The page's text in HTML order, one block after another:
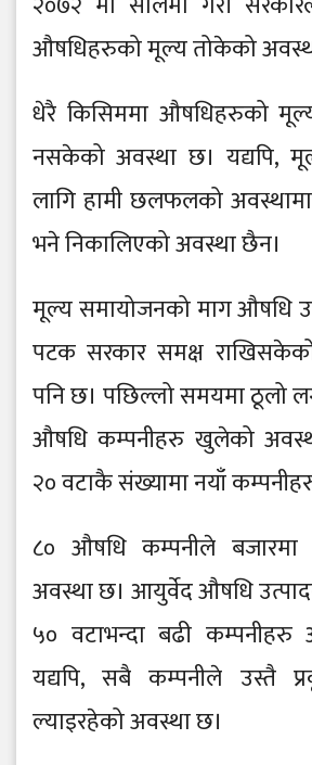
औषधिहरुको मूल्य तोकेको
धेरै किसिममा औषधिहरुको
नसकेको अवस्था छ। यद्यपि,
लागि हामी छलफलको
भने निकालिएको अवस्था छैन।
मूल्य समायोजनको माग औषधि
पटक सरकार समक्ष
पनि छ। पछिल्लो समयमा ठूलो
औषधि कम्पनीहरु खुलेको
२० वटाकै संख्यामा नयाँ
८० औषधि कम्पनीले बजारमा
अवस्था छ। आयुर्वेद औषधि
५० वटाभन्दा बढी
यद्यपि, सबै कम्पनीले उस्तै
ल्याइरहेको अवस्था छ।